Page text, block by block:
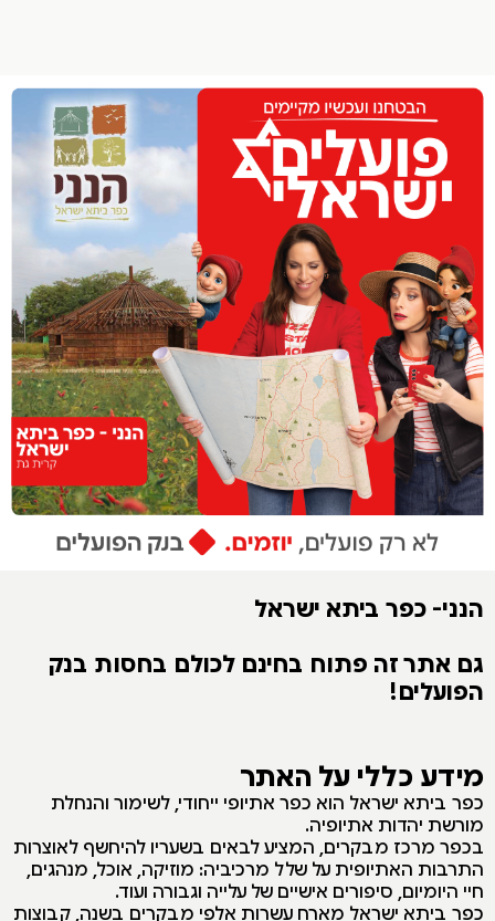
הפרופיל שלי
התנתק
הנני- כפר ביתא ישראל
גם אתר זה פתוח בחינם לכולם בחסות בנק
הפועלים!
מידע כללי על האתר
כפר ביתא ישראל הוא כפר אתיופי ייחודי, לשימור והנחלת
מורשת יהדות אתיופיה.
בכפר מרכז מבקרים, המציע לבאים בשעריו להיחשף לאוצרות
התרבות האתיופית על שלל מרכיביה: מוזיקה, אוכל, מנהגים,
חיי היומיום, סיפורים אישיים של עלייה וגבורה ועוד.
כפר ביתא ישראל מארח עשרות אלפי מבקרים בשנה, קבוצות